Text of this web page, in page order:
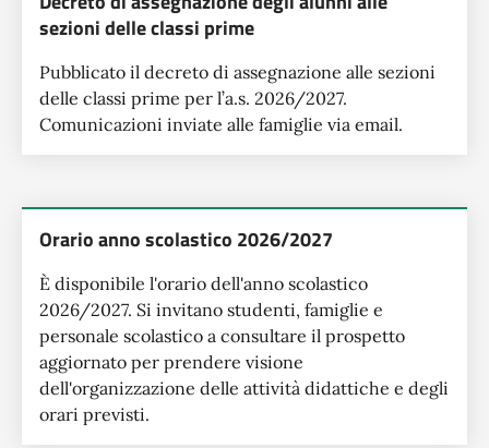
sezioni delle classi prime
Pubblicato il decreto di assegnazione alle sezioni
delle classi prime per l’a.s. 2026/2027.
Comunicazioni inviate alle famiglie via email.
Orario anno scolastico 2026/2027
È disponibile l'orario dell'anno scolastico
2026/2027. Si invitano studenti, famiglie e
personale scolastico a consultare il prospetto
aggiornato per prendere visione
dell'organizzazione delle attività didattiche e degli
orari previsti.